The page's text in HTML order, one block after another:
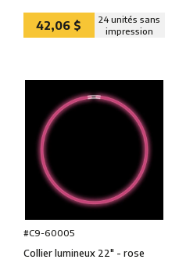
42,06 $
24 unités sans
impression
#C9-60005
Collier lumineux 22″ - rose